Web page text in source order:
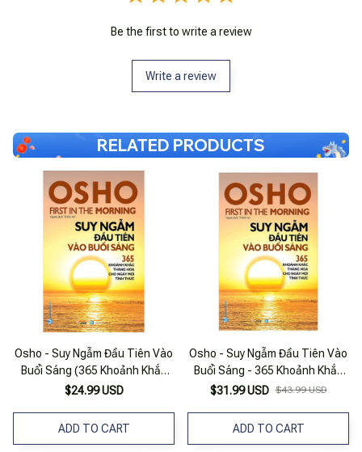
Be the first to write a review
Write a review
RELATED PRODUCTS
Osho - Suy Ngẫm Đầu Tiên Vào
Buổi Sáng (365 Khoảnh Khắc
Thăng Hoa Cho Ngày Mới Tỉnh
$24.99 USD
ADD TO CART
Osho - Suy Ngẫm Đầu Tiên Vào
Buổi Sáng - 365 Khoảnh Khắc
Thăng Hoa Cho Ngày Mới Tỉnh
$31.99 USD $43.99 USD
ADD TO CART